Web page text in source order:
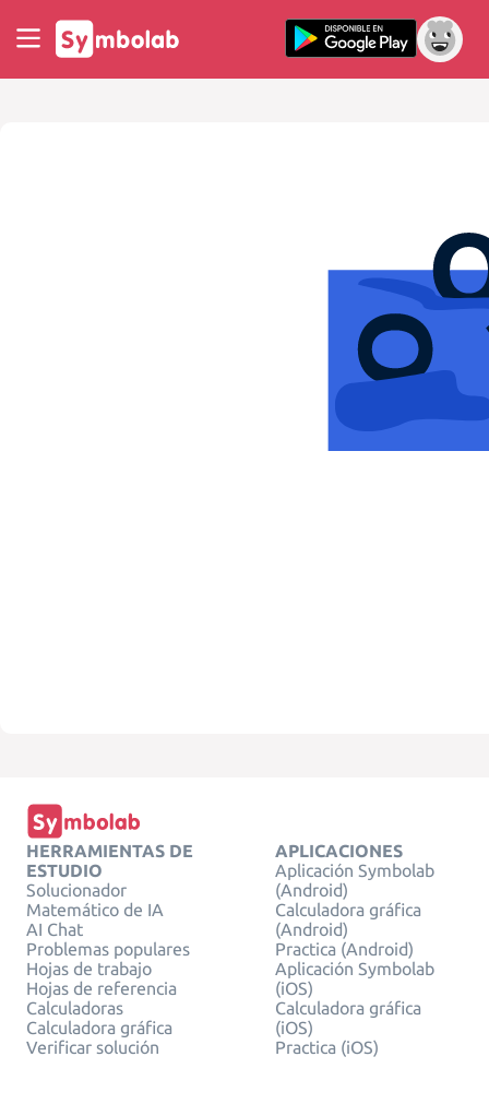
HERRAMIENTAS DE
ESTUDIO
Solucionador
Matemático de IA
AI Chat
Problemas populares
Hojas de trabajo
Hojas de referencia
Calculadoras
Calculadora gráfica
Verificar solución
APLICACIONES
Aplicación Symbolab
(Android)
Calculadora gráfica
(Android)
Practica (Android)
Aplicación Symbolab
(iOS)
Calculadora gráfica
(iOS)
Practica (iOS)